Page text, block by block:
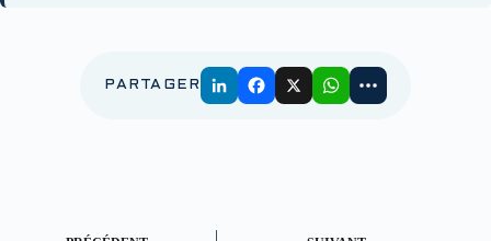
PARTAGER